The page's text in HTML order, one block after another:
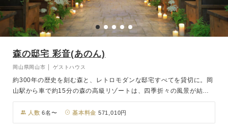
森の邸宅 彩音(あのん)
岡山県岡山市 │ ゲストハウス
約300年の歴史を刻む森と、レトロモダンな邸宅すべてを貸切に。岡
山駅から車で約15分の森の高級リゾートは、四季折々の風景が結婚
式を彩り、時間を忘れるほど心が安らぎます。クラシカルな邸宅と森
やガーデン、ホームパーティのようなウェディングプランをご提案。
彩音には、併設の創作フレンチ料理を提供するお店「彩音レストラ
人数 6名〜 基本料金 571,010円